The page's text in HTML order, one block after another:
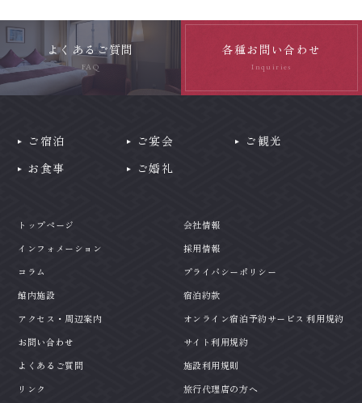
インフォメーション
コラム
プライバシーポリシー
よくあるご質問
FAQ
各種お問い合わせ
Inquiries
ご宿泊
お食事
ご宴会
ご婚礼
ご観光
トップページ
インフォメーション
コラム
館内施設
アクセス・周辺案内
お問い合わせ
よくあるご質問
リンク
会社情報
採用情報
プライバシーポリシー
宿泊約款
オンライン宿泊予約サービス 利用規約
サイト利用規約
施設利用規則
旅行代理店の方へ